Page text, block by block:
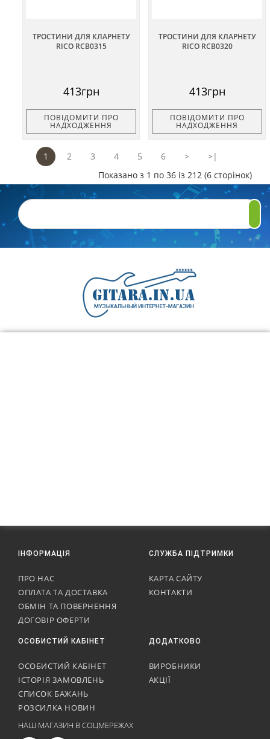
ТРОСТИНИ ДЛЯ КЛАРНЕТУ
RICO RCB0315
413грн
ПОВІДОМИТИ ПРО
НАДХОДЖЕННЯ
ТРОСТИНИ ДЛЯ КЛАРНЕТУ
RICO RCB0320
413грн
ПОВІДОМИТИ ПРО
НАДХОДЖЕННЯ
1 2 3 4 5 6 >
>|
Показано з 1 по 36 із 212 (6 сторінок)
ІНФОРМАЦІЯ
ПРО НАС
ОПЛАТА ТА ДОСТАВКА
ОБМІН ТА ПОВЕРНЕННЯ
ДОГОВІР ОФЕРТИ
СЛУЖБА ПІДТРИМКИ
КАРТА САЙТУ
КОНТАКТИ
ОСОБИСТИЙ КАБІНЕТ
ОСОБИСТИЙ КАБІНЕТ
ІСТОРІЯ ЗАМОВЛЕНЬ
СПИСОК БАЖАНЬ
РОЗСИЛКА НОВИН
ДОДАТКОВО
ВИРОБНИКИ
АКЦІЇ
НАШ МАГАЗИН В СОЦМЕРЕЖАХ